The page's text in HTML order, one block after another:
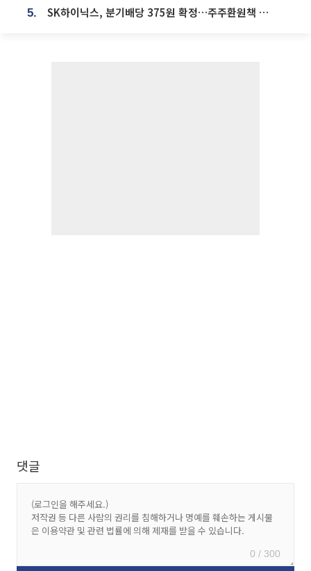
5. SK하이닉스, 분기배당 375원 확정…주주환원책 9월로 앞당겨 발표
댓글
0 / 300